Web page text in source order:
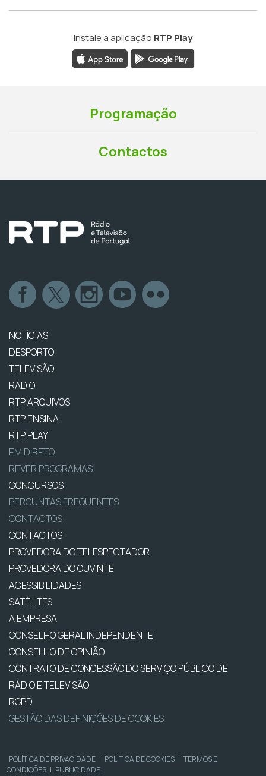
Instale a aplicação RTP Play
Programação
Contactos
NOTÍCIAS
DESPORTO
TELEVISÃO
RÁDIO
RTP ARQUIVOS
RTP ENSINA
RTP PLAY
EM DIRETO
REVER PROGRAMAS
CONCURSOS
PERGUNTAS FREQUENTES
CONTACTOS
CONTACTOS
PROVEDORA DO TELESPECTADOR
PROVEDORA DO OUVINTE
ACESSIBILIDADES
SATÉLITES
A EMPRESA
CONSELHO GERAL INDEPENDENTE
CONSELHO DE OPINIÃO
CONTRATO DE CONCESSÃO DO SERVIÇO PÚBLICO DE
RÁDIO E TELEVISÃO
RGPD
GESTÃO DAS DEFINIÇÕES DE COOKIES
POLÍTICA DE PRIVACIDADE | POLÍTICA DE COOKIES | TERMOS E
CONDIÇÕES | PUBLICIDADE